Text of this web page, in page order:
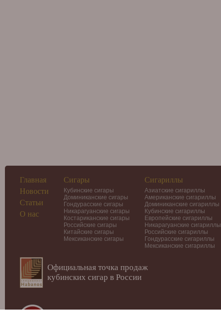
Главная
Новости
Статьи
О нас
Сигары
Кубинские сигары
Доминиканские сигары
Гондурасские сигары
Никарагуанские сигары
Костариканские сигары
Российские сигары
Китайские сигары
Мексиканские сигары
Сигариллы
Азиатские сигариллы
Американские сигариллы
Доминиканские сигариллы
Кубинские сигариллы
Европейские сигариллы
Никарагуанские сигариллы
Российские сигариллы
Гондурасские сигариллы
Мексиканские сигариллы
Официальная точка продаж
кубинских сигар в России